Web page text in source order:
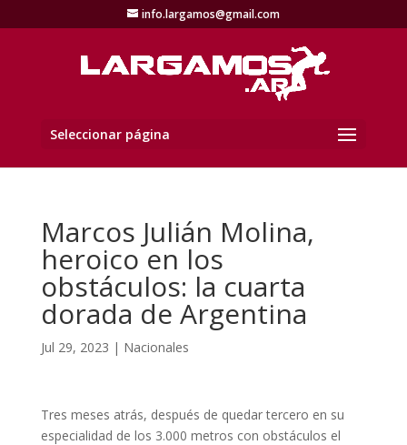
info.largamos@gmail.com
Seleccionar página
Marcos Julián Molina,
heroico en los
obstáculos: la cuarta
dorada de Argentina
Jul 29, 2023 | Nacionales
Tres meses atrás, después de quedar tercero en su
especialidad de los 3.000 metros con obstáculos el